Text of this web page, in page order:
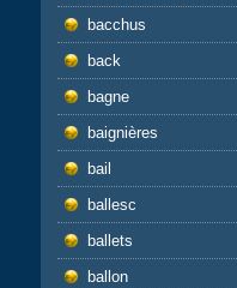
bacchus
back
bagne
baignières
bail
ballesc
ballets
ballon